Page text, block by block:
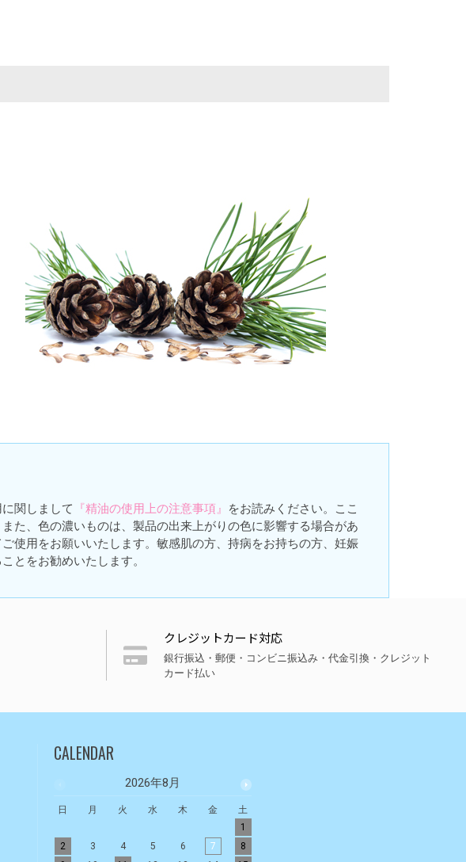
関しまして 『精油の使用上の注意事項』
をお読みください。ここ
た、色の濃いものは、製品の出来上がりの色に影響する場合があ
使用をお願いいたします。敏感肌の方、持病をお持ちの方、妊娠
とをお勧めいたします。
クレジットカード対応
銀行振込・郵便・コンビニ振込み・代金引換・クレジット
カード払い
CALENDAR
2026年8月
日 月 火 水 木 金
土
1
2
3 4 5 6 7
8